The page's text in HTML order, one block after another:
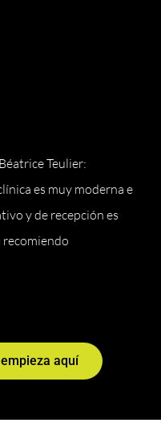
Teulier:
es muy moderna e
y de recepción es
recomiendo
aquí